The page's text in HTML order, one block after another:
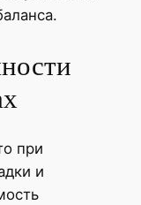
при
и